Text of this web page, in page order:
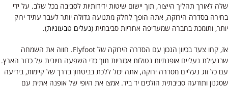
שלה לאורך תהליך הייצור, תוך יישום שיטות ידידותיות לסביבה בכל שלב. על ידי
בחירה בסדרה הירוקה, אתה הופך לחלק מתנועה גדולה יותר לעבר עתיד ירוק
יותר, ותומכת בחברה שמעדיפה אחריות סביבתית (נעלים טבעוניות).
אז, קחו צעד בכיוון הנכון עם הסדרה הירוקה של Flyfoot. חווה את השמחה
שבנעילת נעליים אופנתיות נטולות אכזריות תוך כדי השפעה חיובית על כדור הארץ.
עם כל זוג נעליים מסדרה ירוקה, אתה יכול ללכת בביטחון בדרך של קיימות, בידיעה
שסגנון ותודעה סביבתית הולכים יד ביד. אמצו את היופי של אופנה אתית עם